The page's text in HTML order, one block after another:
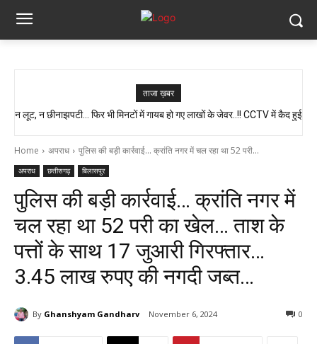
ताजा ख़बर
स्वास्थ्य मंत्री श्याम बिहारी जायसवाल का बड़ा बयान, कहा- प्रदेश में कोई भी झोलाछाप
न लूट, न छीनाझपटी… फिर भी मिनटों में गायब हो गए लाखों के जेवर..!! CCTV में कैद हुई
Home अपराध पुलिस की बड़ी कार्रवाई... क्रांति नगर में चल रहा था 52 परी...
अपराध छत्तीसगढ़ बिलासपुर
पुलिस की बड़ी कार्रवाई… क्रांति नगर में
चल रहा था 52 परी का खेल… ताश के
पत्तों के साथ 17 जुआरी गिरफ्तार…
3.45 लाख रुपए की नगदी जब्त…
By Ghanshyam Gandharv November 6, 2024 0